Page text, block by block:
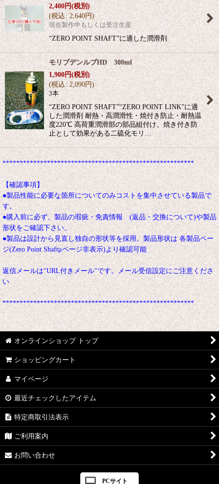
2,400円(税別)
(税込: 2,640円)
現在製作中もしくは受注生産
“ZERO POINT SHAFT”に適した潤滑剤
モリブデンルブHD 300ml
1,900円(税別)
(税込: 2,090円)
3本
“ZERO POINT SHAFT”“ZERO POINT LINK”に適
した潤滑剤 耐熱・高潤滑性・焼付き防止・耐熱温
度220℃ 高荷重潤滑部の部品組付け、焼き付き防
止として効果がある二硫化モリ…
********************************************************
【確認事項】
●製品性能に必要な箇所についてのみコストを集中させている製品で
す。
●購入前に必ず、製品の瑕疵・免責情報 (返品・交換について)や製品
形状をご確認下さい。
●製品は設計から見直し独自の形状等を採用。製品形状は 各製品ペー
ジ(Zero Point Shaftμページ非表示)より確認可能
返信メールは"URL付きメール"です。メール受信設定にご注意くださ
い
********************************************************
オンラインショップ トップ
ショッピングカート
マイページ
最近チェックしたアイテム
特定商取引法表示
ご利用案内
お問い合わせ
PCサイト